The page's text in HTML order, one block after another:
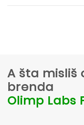
A šta misliš
brenda
Olimp Labs